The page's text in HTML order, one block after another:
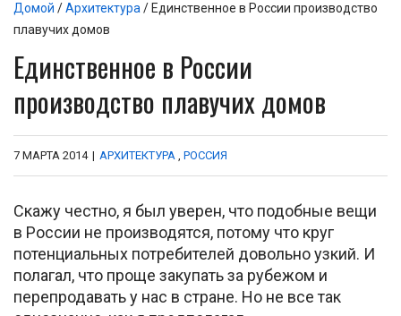
Домой /Архитектура / Единственное в России производство
плавучих домов
Единственное в России
производство плавучих домов
7 МАРТА 2014 | АРХИТЕКТУРА , РОССИЯ
Скажу честно, я был уверен, что подобные вещи
в России не производятся, потому что круг
потенциальных потребителей довольно узкий. И
полагал, что проще закупать за рубежом и
перепродавать у нас в стране. Но не все так